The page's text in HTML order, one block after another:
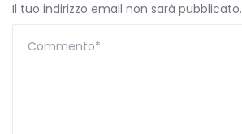
Il tuo indirizzo email non sarà pubblicato.